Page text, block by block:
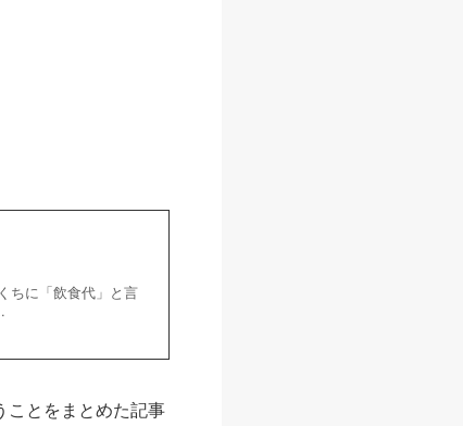
ちに「飲食代」と言
ことをまとめた記事